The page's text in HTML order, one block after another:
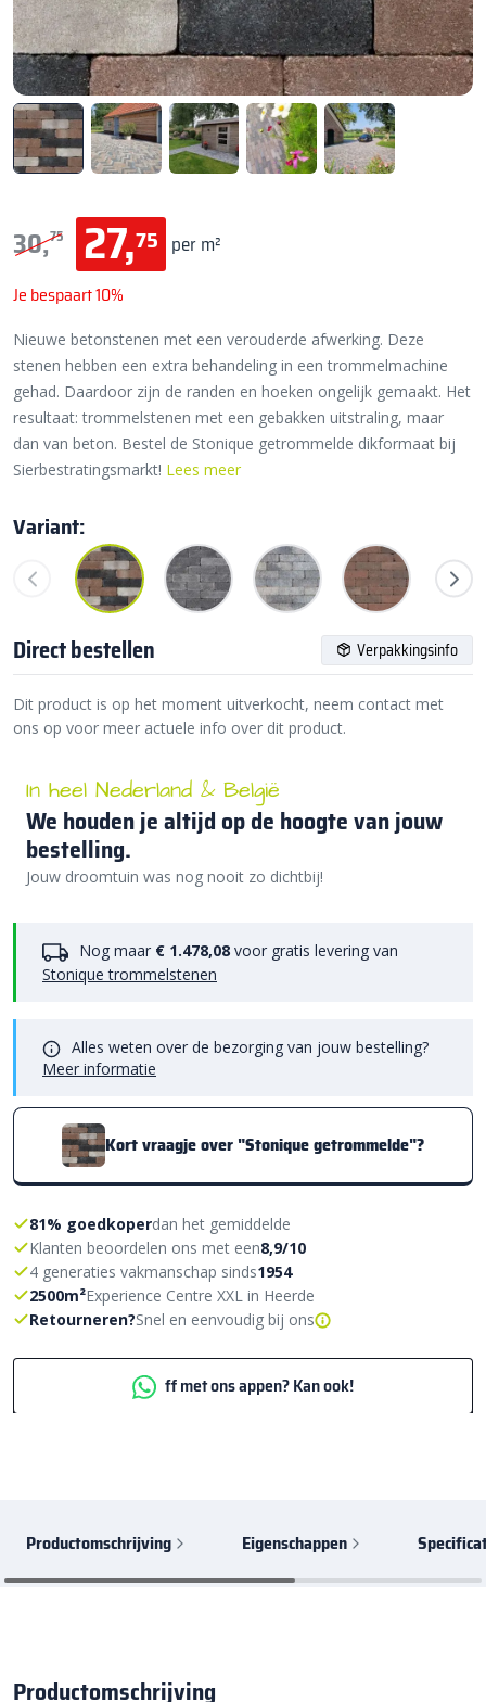
30,75 27,75 per m²
Je bespaart 10%
Nieuwe betonstenen met een verouderde afwerking. Deze
stenen hebben een extra behandeling in een trommelmachine
gehad. Daardoor zijn de randen en hoeken ongelijk gemaakt. Het
resultaat: trommelstenen met een gebakken uitstraling, maar
dan van beton. Bestel de Stonique getrommelde dikformaat bij
Sierbestratingsmarkt! Lees meer
Variant:
Direct bestellen Verpakkingsinfo
Dit product is op het moment uitverkocht, neem contact met
ons op voor meer actuele info over dit product.
In heel Nederland & België
We houden je altijd op de hoogte van jouw
bestelling.
Jouw droomtuin was nog nooit zo dichtbij!
Nog maar € 1.478,08 voor gratis levering van
Stonique trommelstenen
Alles weten over de bezorging van jouw bestelling?
Meer informatie
Kort vraagje over "Stonique getrommelde"?
81% goedkoperdan het gemiddelde
Klanten beoordelen ons met een8,9/10
4 generaties vakmanschap sinds1954
2500m²Experience Centre XXL in Heerde
Retourneren?Snel en eenvoudig bij ons
ff met ons appen? Kan ook!
Productomschrijving Eigenschappen
Productomschrijving